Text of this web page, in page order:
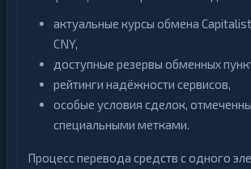
актуальные курсы обмена
CNY,
доступные резервы обменных
рейтинги надёжности сервисов,
особые условия сделок,
специальными метками.
Процесс перевода средств с одного